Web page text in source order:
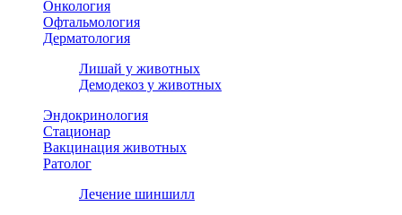
Онкология
Офтальмология
Дерматология
Лишай у животных
Демодекоз у животных
Эндокринология
Стационар
Вакцинация животных
Ратолог
Лечение шиншилл